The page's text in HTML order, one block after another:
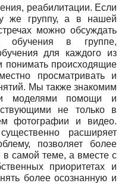
реабилитации. Если
же группу, а в нашей
можно обсуждать
обучения в группе,
для каждого из
понимать происходящие
просматривать и
Мы также знакомим
моделями помощи и
не только в
фотографии и видео.
расширяет
позволяет более
в самой теме, а вместе с
приоритетах и
более осознанную и